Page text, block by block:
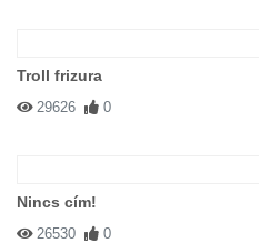
Troll frizura
29626 0
Nincs cím!
26530 0